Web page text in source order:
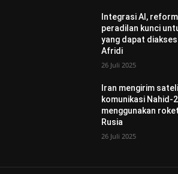
Integrasi AI,
peradilan kunci
yang dapat
Afridi
26 Juli 2025
Iran mengirim
komunikasi Nahid-
menggunakan
Rusia
26 Juli 2025